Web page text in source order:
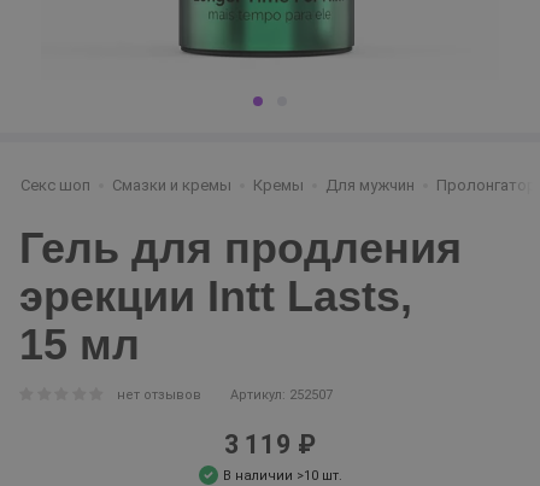
Секс шоп Смазки и кремы Кремы Для мужчин
Гель для продления
эрекции Intt Lasts,
15 мл
нет отзывов Артикул: 252507
3 119 ₽
В наличии >10 шт.